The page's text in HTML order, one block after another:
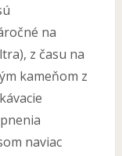
na
z času na
kameňom z
naviac